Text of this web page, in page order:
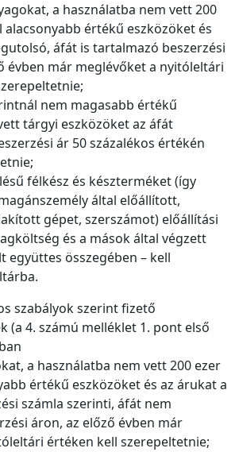
a használatba nem vett 200
értékű eszközöket és
áfát is tartalmazó beszerzési
évben már meglévőket a nyitóleltári
nem magasabb értékű
tárgyi eszközöket az áfát
ár 50 százalékos értékén
félkész és készterméket (így
által előállított,
gépet, szerszámot) előállítási
és a mások által végzett
együttes összegében – kell
szabályok szerint fizető
(a 4. számú melléklet 1. pont első
a használatba nem vett 200 ezer
értékű eszközöket és az árukat a
számla szerinti, áfát nem
áron, az előző évben már
értéken kell szerepeltetnie;